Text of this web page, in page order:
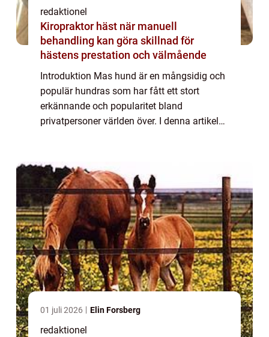
redaktionel
Kiropraktor häst när manuell
behandling kan göra skillnad för
hästens prestation och välmående
Introduktion Mas hund är en mångsidig och
populär hundras som har fått ett stort
erkännande och popularitet bland
privatpersoner världen över. I denna artikel
typer, popu...
01 juli 2026 Elin Forsberg
redaktionel